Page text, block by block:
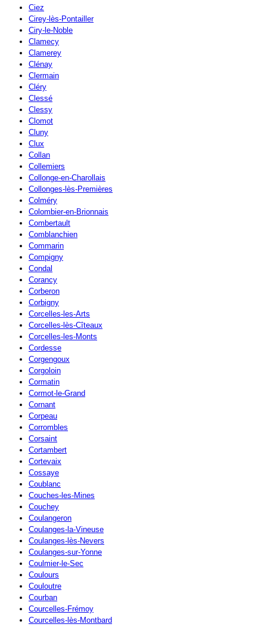
Ciez
Cirey-lès-Pontailler
Ciry-le-Noble
Clamecy
Clamerey
Clénay
Clermain
Cléry
Clessé
Clessy
Clomot
Cluny
Clux
Collan
Collemiers
Collonge-en-Charollais
Collonges-lès-Premières
Colméry
Colombier-en-Brionnais
Combertault
Comblanchien
Commarin
Compigny
Condal
Corancy
Corberon
Corbigny
Corcelles-les-Arts
Corcelles-lès-Cîteaux
Corcelles-les-Monts
Cordesse
Corgengoux
Corgoloin
Cormatin
Cormot-le-Grand
Cornant
Corpeau
Corrombles
Corsaint
Cortambert
Cortevaix
Cossaye
Coublanc
Couches-les-Mines
Couchey
Coulangeron
Coulanges-la-Vineuse
Coulanges-lès-Nevers
Coulanges-sur-Yonne
Coulmier-le-Sec
Coulours
Couloutre
Courban
Courcelles-Frémoy
Courcelles-lès-Montbard